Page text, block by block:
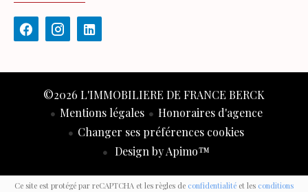
©2026 L'IMMOBILIERE DE FRANCE BERCK
Mentions légales
Honoraires d'agence
Changer ses préférences cookies
Design byApimo™
Ce site est protégé par reCAPTCHA et les règles de confidentialité et les conditions